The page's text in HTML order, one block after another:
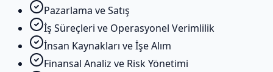
Pazarlama ve Satış
İş Süreçleri ve Operasyonel Verimlilik
İnsan Kaynakları ve İşe Alım
Finansal Analiz ve Risk Yönetimi